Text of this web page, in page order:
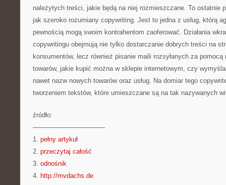
należytych treści, jakie będą na niej rozmieszczane. To ostatnie
jak szeroko rozumiany copywriting. Jest to jedna z usług, którą
pewnością mogą swoim kontrahentom zaoferować. Działania
copywritingu obejmują nie tylko dostarczanie dobrych treści na
konsumentów, lecz również pisanie maili rozsyłanych za
towarów, jakie kupić można w sklepie internetowym, czy
nawet nazw nowych towarów oraz usług. Na domiar tego
tworzeniem tekstów, które umieszczane są na tak nazywanych
źródło:
———————————
1. pełny artykuł
2. przeczytaj całość
3. odnośnik
4. http://mvdachs.de